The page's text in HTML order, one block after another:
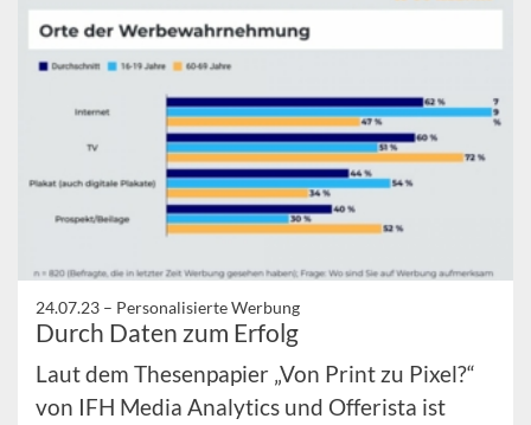
24.07.23 – Personalisierte Werbung
Durch Daten zum Erfolg
Laut dem Thesenpapier „Von Print zu Pixel?“
von IFH Media Analytics und Offerista ist